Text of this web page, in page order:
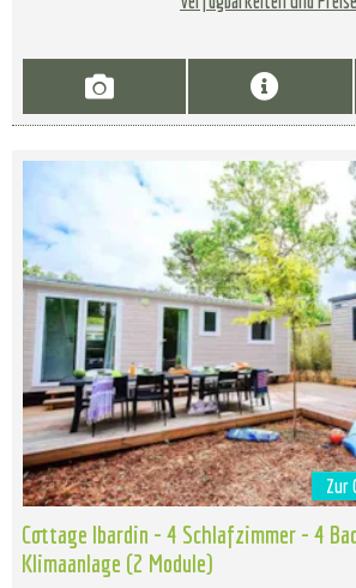
Zur
Cottage Ibardin - 4 Schlafzimmer - 4
Klimaanlage (2 Module)